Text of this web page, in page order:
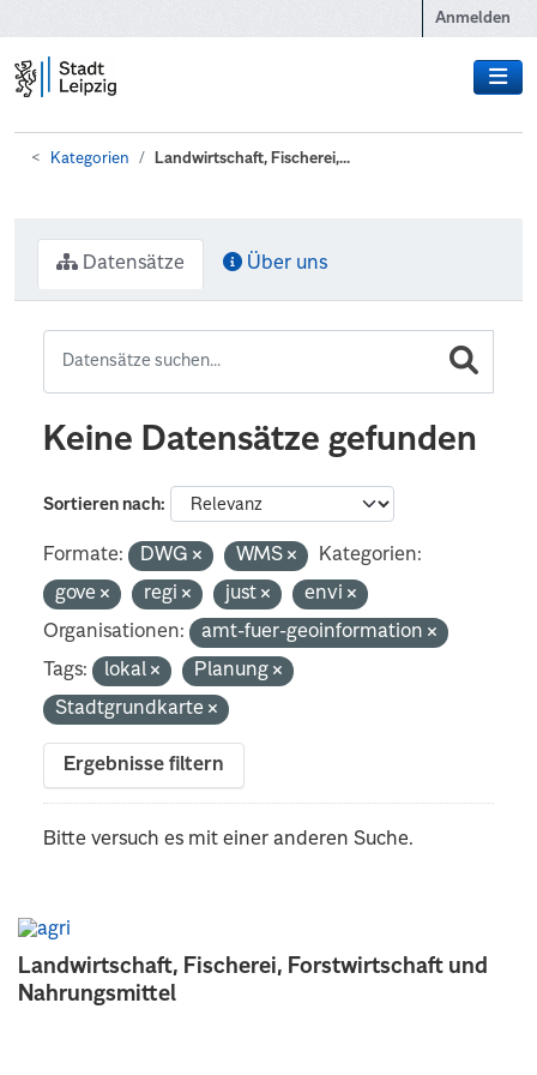
Anmelden
Kategorien Landwirtschaft, Fischerei,...
Landwirtschaft, Fischerei, Forstwirtschaft und
Nahrungsmittel
Datensätze Über uns
Keine Datensätze gefunden
Sortieren nach
Formate: DWG WMS
Kategorien:
gove
regi just
envi
Organisationen:
amt-fuer-geoinformation
Tags:
lokal
Planung
Stadtgrundkarte
Ergebnisse filtern
Bitte versuch es mit einer anderen Suche.